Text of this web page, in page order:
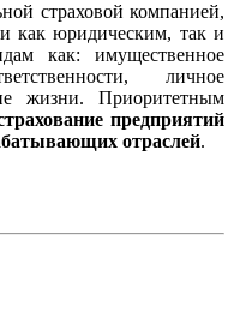
страховой компанией,
как юридическим, так и
как: имущественное
личное
жизни. Приоритетным
предприятий
отраслей.